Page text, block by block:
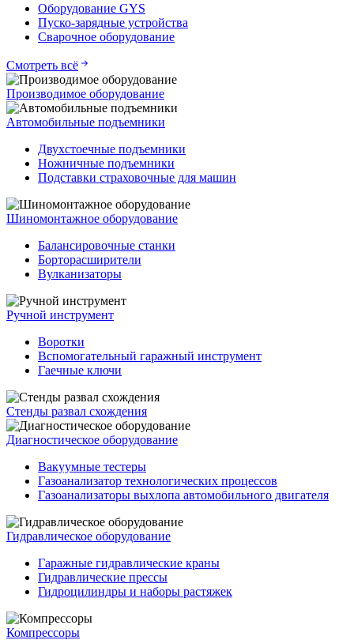
Оборудование GYS
Пуско-зарядные устройства
Сварочное оборудование
Смотреть всё
Производимое оборудование
Автомобильные подъемники
Двухстоечные подъемники
Ножничные подъемники
Подставки страховочные для машин
Шиномонтажное оборудование
Балансировочные станки
Борторасширители
Вулканизаторы
Ручной инструмент
Воротки
Вспомогательный гаражный инструмент
Гаечные ключи
Стенды развал схождения
Диагностическое оборудование
Вакуумные тестеры
Газоанализатор технологических процессов
Газоанализаторы выхлопа автомобильного двигателя
Гидравлическое оборудование
Гаражные гидравлические краны
Гидравлические прессы
Гидроцилиндры и наборы растяжек
Компрессоры